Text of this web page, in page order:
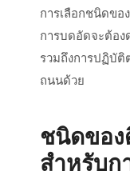
การเลือกชนิดขอ
การบดอัดจะต้อง
รวมถึงการปฏิบัติ
ถนนด้วย
ชนิดของ
สำหรับก